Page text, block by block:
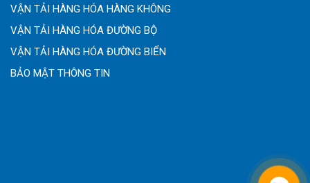
VẬN TẢI HÀNG HÓA HÀNG KHÔNG
VẬN TẢI HÀNG HÓA ĐƯỜNG BỘ
VẬN TẢI HÀNG HÓA ĐƯỜNG BIỂN
BẢO MẬT THÔNG TIN